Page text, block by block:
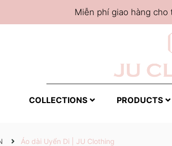
Miễn phí giao hàng
COLLECTIONS PRODUCTS
Áo dài Uyển Di | JU Clothing